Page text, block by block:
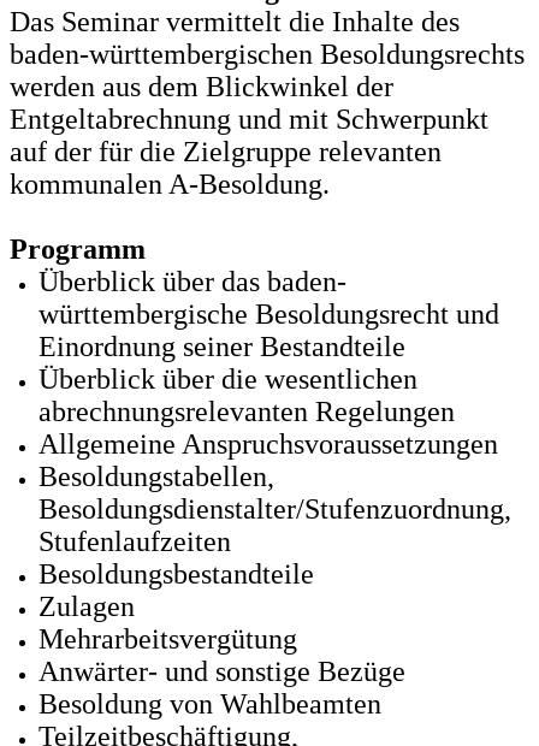
Das Seminar vermittelt die Inhalte des
baden-württembergischen Besoldungsrechts
werden aus dem Blickwinkel der
Entgeltabrechnung und mit Schwerpunkt
auf der für die Zielgruppe relevanten
kommunalen A-Besoldung.
Programm
Überblick über das baden-
württembergische Besoldungsrecht und
Einordnung seiner Bestandteile
Überblick über die wesentlichen
abrechnungsrelevanten Regelungen
Allgemeine Anspruchsvoraussetzungen
Besoldungstabellen,
Besoldungsdienstalter/Stufenzuordnung,
Stufenlaufzeiten
Besoldungsbestandteile
Zulagen
Mehrarbeitsvergütung
Anwärter- und sonstige Bezüge
Besoldung von Wahlbeamten
Teilzeitbeschäftigung,